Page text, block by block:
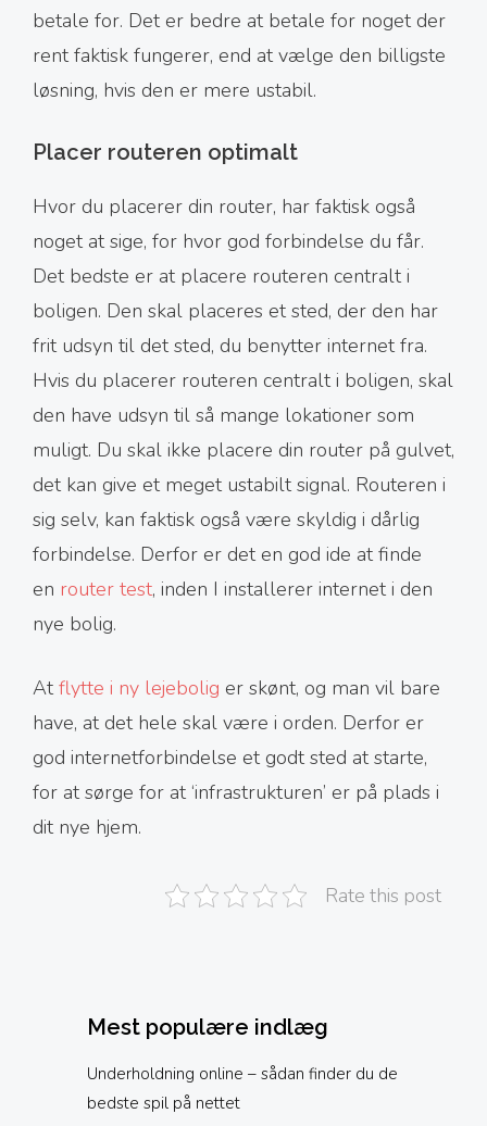
betale for. Det er bedre at betale for noget der
rent faktisk fungerer, end at vælge den billigste
løsning, hvis den er mere ustabil.
Placer routeren optimalt
Hvor du placerer din router, har faktisk også
noget at sige, for hvor god forbindelse du får.
Det bedste er at placere routeren centralt i
boligen. Den skal placeres et sted, der den har
frit udsyn til det sted, du benytter internet fra.
Hvis du placerer routeren centralt i boligen, skal
den have udsyn til så mange lokationer som
muligt. Du skal ikke placere din router på gulvet,
det kan give et meget ustabilt signal. Routeren i
sig selv, kan faktisk også være skyldig i dårlig
forbindelse. Derfor er det en god ide at finde
en router test, inden I installerer internet i den
nye bolig.
At flytte i ny lejebolig er skønt, og man vil bare
have, at det hele skal være i orden. Derfor er
god internetforbindelse et godt sted at starte,
for at sørge for at ‘infrastrukturen’ er på plads i
dit nye hjem.
Rate this post
Mest populære indlæg
Underholdning online – sådan finder du de
bedste spil på nettet